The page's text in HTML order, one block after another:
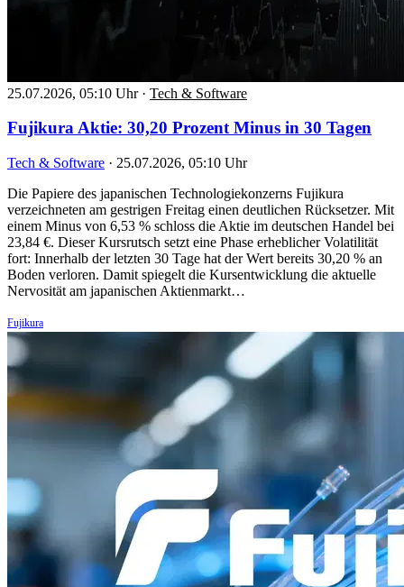
25.07.2026, 05:10 Uhr · Tech & Software
Fujikura Aktie: 30,20 Prozent Minus in 30 Tagen
Tech & Software · 25.07.2026, 05:10 Uhr
Die Papiere des japanischen Technologiekonzerns Fujikura
verzeichneten am gestrigen Freitag einen deutlichen Rücksetzer. Mit
einem Minus von 6,53 % schloss die Aktie im deutschen Handel bei
23,84 €. Dieser Kursrutsch setzt eine Phase erheblicher Volatilität
fort: Innerhalb der letzten 30 Tage hat der Wert bereits 30,20 % an
Boden verloren. Damit spiegelt die Kursentwicklung die aktuelle
Nervosität am japanischen Aktienmarkt…
Fujikura